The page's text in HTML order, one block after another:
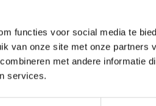
functies voor social media te
van onze site met onze partners
met andere informatie
services.